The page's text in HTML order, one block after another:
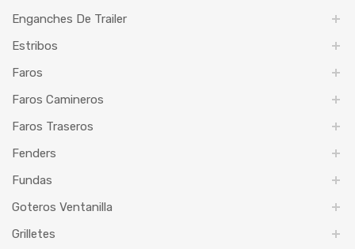
Enganches De Trailer
Estribos
Faros
Faros Camineros
Faros Traseros
Fenders
Fundas
Goteros Ventanilla
Grilletes